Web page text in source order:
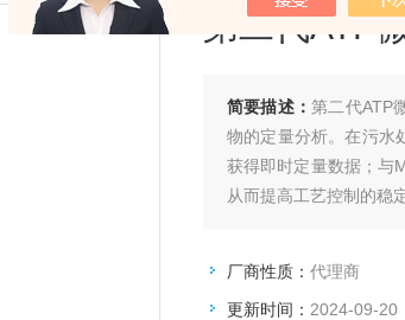
第二代ATP
简要描述： 第二代ATP
物的定量分析。在污水
获得即时定量数据；与
从而提高工艺控制的稳
厂商性质： 代理商
更新时间： 2024-09-20